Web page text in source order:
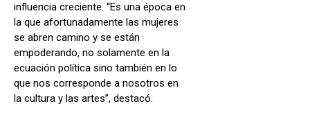
influencia creciente. “Es una época en
la que afortunadamente las mujeres
se abren camino y se están
empoderando, no solamente en la
ecuación política sino también en lo
que nos corresponde a nosotros en
la cultura y las artes”, destacó.